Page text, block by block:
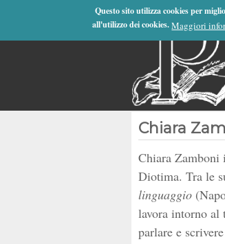
Questo sito utilizza cookies per
all'utilizzo dei cookies. Maggiori
Chiara
Chiara Zamboni
Diotima. Tra le
linguaggio
lavora intorno al
parlare e